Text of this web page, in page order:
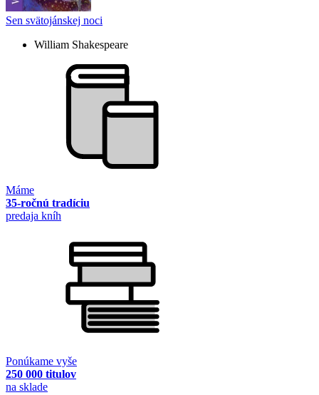
Sen svätojánskej noci
William Shakespeare
Máme
35-ročnú tradíciu
predaja kníh
Ponúkame vyše
250 000 titulov
na sklade